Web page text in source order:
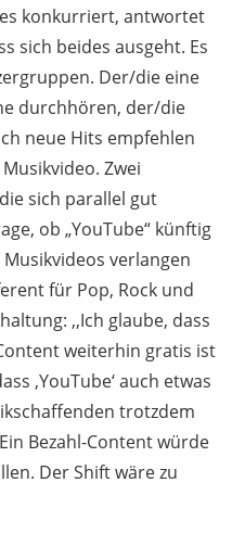
konkurriert, antwortet
sich beides ausgeht. Es
Der/die eine
durchhören, der/die
neue Hits empfehlen
Zwei
sich parallel gut
ob „YouTube“ künftig
verlangen
für Pop, Rock und
,,Ich glaube, dass
weiterhin gratis ist
‚YouTube‘ auch etwas
trotzdem
Bezahl-Content würde
Der Shift wäre zu